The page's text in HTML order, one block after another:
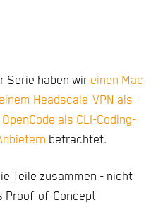
Serie haben wir einen Mac
Headscale-VPN als
OpenCode als CLI-Coding-
betrachtet.
Teile zusammen - nicht
Proof-of-Concept-